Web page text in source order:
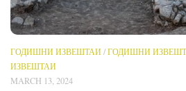
ГОДИШНИ ИЗВЕШТАИ/ГОДИШНИ
ИЗВЕШТАИ
MARCH 13, 2024